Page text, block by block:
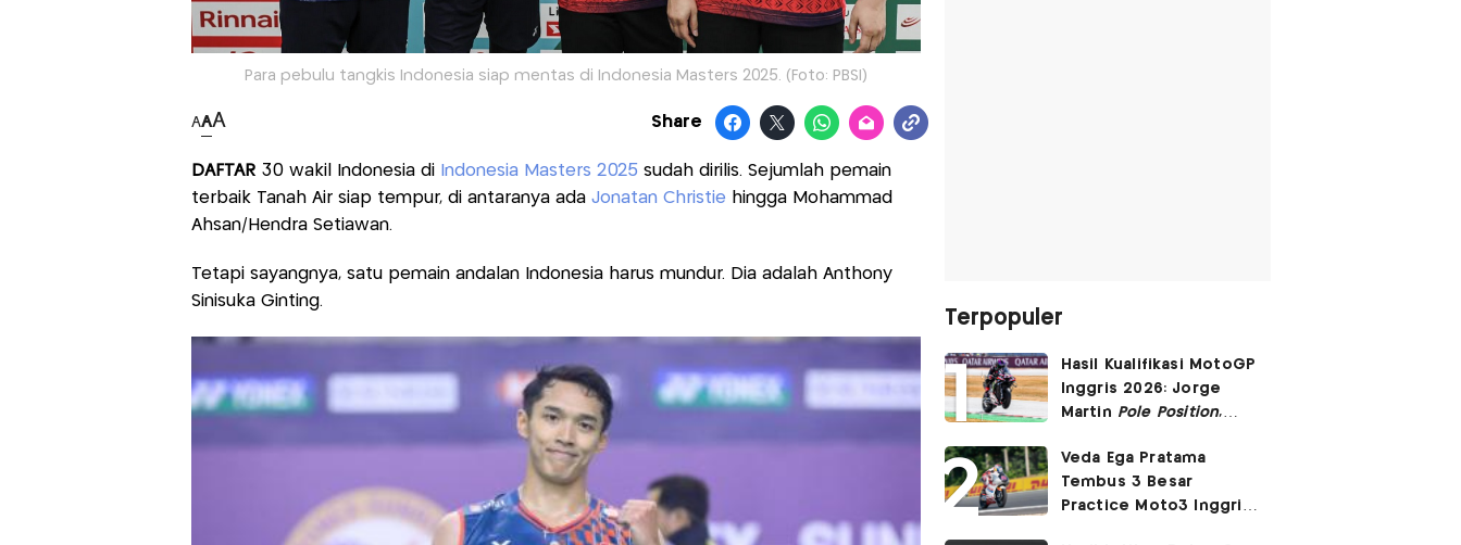
Para pebulu tangkis Indonesia siap mentas di Indonesia Masters 2025. (Foto: PBSI)
AAA Share
DAFTAR 30 wakil Indonesia di Indonesia Masters 2025 sudah dirilis. Sejumlah pemain
terbaik Tanah Air siap tempur, di antaranya ada Jonatan Christie hingga Mohammad
Ahsan/Hendra Setiawan.
Tetapi sayangnya, satu pemain andalan Indonesia harus mundur. Dia adalah Anthony
Sinisuka Ginting.
Terpopuler
Hasil Kualifikasi MotoGP
Inggris 2026: Jorge
Martin Pole Position,
Posisi 6!
Veda Ega Pratama
Tembus 3 Besar
Practice Moto3 Inggris